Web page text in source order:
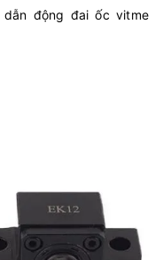
động đai ốc vitme